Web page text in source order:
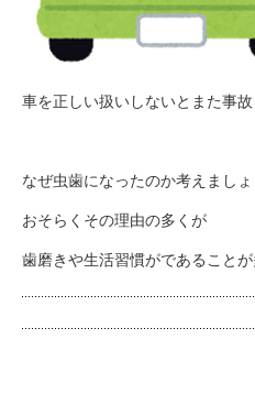
車を正しい扱いしないとまた事故
なぜ虫歯になったのか考えましょ
おそらくその理由の多くが
歯磨きや生活習慣がであることが